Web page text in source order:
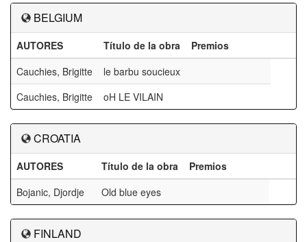
BELGIUM
AUTORES Título de la obra
Premios
Cauchies, Brigitte
le barbu soucieux
Cauchies, Brigitte
oH LE VILAIN
CROATIA
AUTORES Título de la obra
Premios
Bojanic, Djordje
Old blue eyes
FINLAND